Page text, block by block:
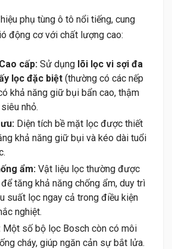
phụ tùng ô tô nổi tiếng, cung
động cơ với chất lượng cao:
cấp: Sử dụng lõi lọc vi sợi đa
lọc đặc biệt (thường có các nếp
khả năng giữ bụi bẩn cao, thậm
nhỏ.
Diện tích bề mặt lọc được thiết
khả năng giữ bụi và kéo dài tuổi
ẩm: Vật liệu lọc thường được
tăng khả năng chống ẩm, duy trì
suất lọc ngay cả trong điều kiện
nghiệt.
Một số bộ lọc Bosch còn có môi
cháy, giúp ngăn cản sự bắt lửa.